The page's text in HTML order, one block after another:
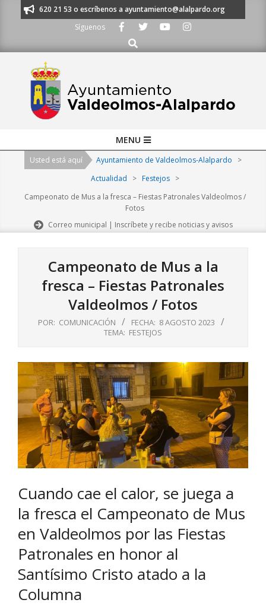
al 91 620 21 53 o escríbenos a ayuntamiento@alalpardo.org
Síguenos
Buscar
Navigation
MENU
Usted está aquí Ayuntamiento de Valdeolmos-Alalpardo
>
Actualidad
> Festejos
>
Campeonato de Mus a la fresca – Fiestas Patronales Valdeolmos /
Fotos
Correo municipal | Inscríbete y recibe noticias y avisos
Campeonato de Mus a la
fresca – Fiestas Patronales
Valdeolmos / Fotos
POR: COMUNICACIÓN FECHA: 8 AGOSTO 2023
TEMA: FESTEJOS
Cuando cae el calor, se juega a
la fresca el Campeonato de Mus
en Valdeolmos por las Fiestas
Patronales en honor al
Santísimo Cristo atado a la
Columna